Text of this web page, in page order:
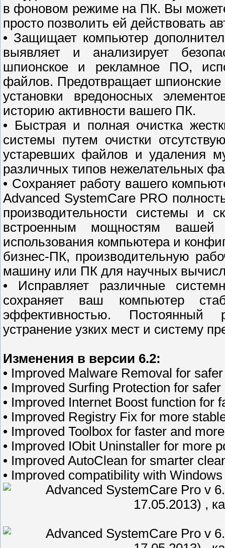
в фоновом режиме на ПК. Вы
просто позволить ей действовать
• Защищает компьютер
выявляет и анализирует
шпионское и рекламное ПО,
файлов. Предотвращает шпионские
установки вредоносных
историю активности вашего ПК.
• Быстрая и полная очистка
системы путем очистки
устаревших файлов и удаления
различных типов нежелательных
• Сохраняет работу вашего
Advanced SystemCare PRO
производительности системы и
встроенным мощностям
использования компьютера и
бизнес-ПК, производительную
машину или ПК для научных
• Исправляет различные
сохраняет ваш компьютер
эффективностью. Постоянный
устранение узких мест и систему
Изменения в версии 6.2:
• Improved Malware Removal for
• Improved Surfing Protection for
• Improved Internet Boost function for
• Improved Registry Fix for more
• Improved Toolbox for faster and
• Improved IObit Uninstaller for more
• Improved AutoClean for smarter
• Improved compatibility with Windows